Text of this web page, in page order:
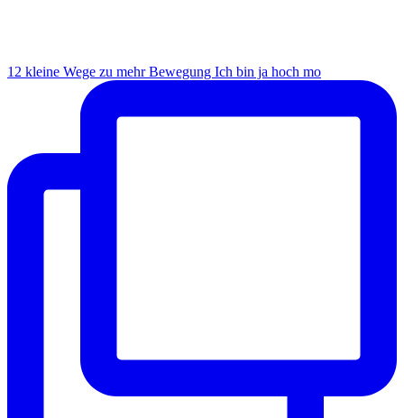
12 kleine Wege zu mehr Bewegung Ich bin ja hoch mo